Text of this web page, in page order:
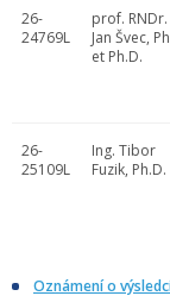
26-
24769L
prof. RNDr.
Jan Švec,
et Ph.D.
26-
25109L
Ing. Tibor
Fuzik, Ph.D.
Oznámení o